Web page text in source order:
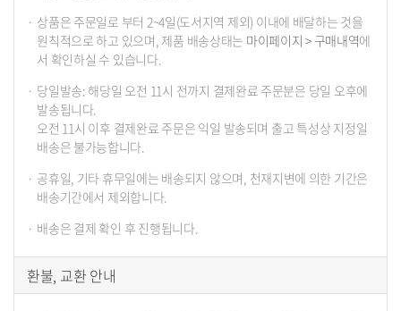
상품은 주문일로 부터 2~4일(도서지역 제외) 이내에 배달하는 것을
원칙적으로 하고 있으며, 제품 배송상태는 마이페이지 > 구매내역에
서 확인하실 수 있습니다.
당일발송: 해당일 오전 11시 전까지 결제완료 주문분은 당일 오후에
발송됩니다.
오전 11시 이후 결제완료 주문은 익일 발송되며 출고 특성상 지정일
배송은 불가능합니다.
공휴일, 기타 휴무일에는 배송되지 않으며, 천재지변에 의한 기간은
배송기간에서 제외합니다.
배송은 결제 확인 후 진행됩니다.
환불, 교환 안내